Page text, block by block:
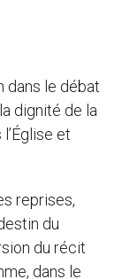
dans le débat
dignité de la
et
reprises,
du
du récit
dans le